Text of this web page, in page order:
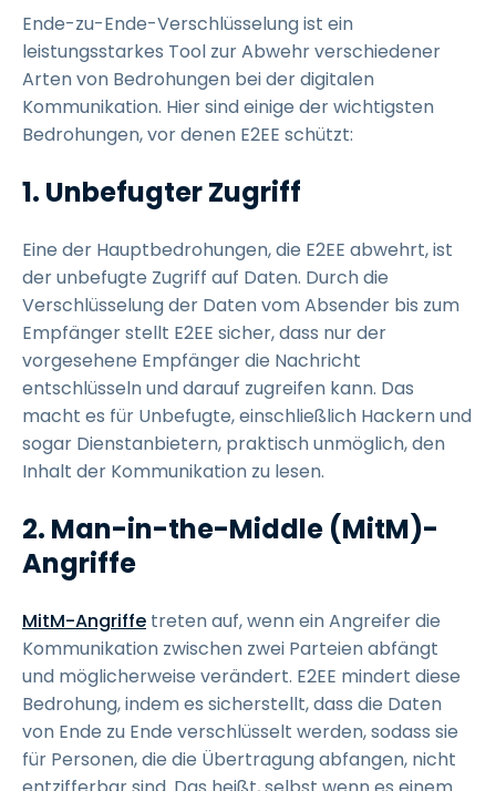
Ende-zu-Ende-Verschlüsselung ist ein
leistungsstarkes Tool zur Abwehr verschiedener
Arten von Bedrohungen bei der digitalen
Kommunikation. Hier sind einige der wichtigsten
Bedrohungen, vor denen E2EE schützt:
1. Unbefugter Zugriff
Eine der Hauptbedrohungen, die E2EE abwehrt, ist
der unbefugte Zugriff auf Daten. Durch die
Verschlüsselung der Daten vom Absender bis zum
Empfänger stellt E2EE sicher, dass nur der
vorgesehene Empfänger die Nachricht
entschlüsseln und darauf zugreifen kann. Das
macht es für Unbefugte, einschließlich Hackern und
sogar Dienstanbietern, praktisch unmöglich, den
Inhalt der Kommunikation zu lesen.
2. Man-in-the-Middle (MitM)-
Angriffe
MitM-Angriffe treten auf, wenn ein Angreifer die
Kommunikation zwischen zwei Parteien abfängt
und möglicherweise verändert. E2EE mindert diese
Bedrohung, indem es sicherstellt, dass die Daten
von Ende zu Ende verschlüsselt werden, sodass sie
für Personen, die die Übertragung abfangen, nicht